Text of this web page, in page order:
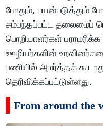
போதும், பயன்படுத்தும்
சம்பந்தப்பட்ட தலைமைப்
பொறியாளர்கள்
ஊழியர்களின்
பணியில் அமர்த்தக்
தெரிவிக்கப்பட்டுள்ளது.
From around the